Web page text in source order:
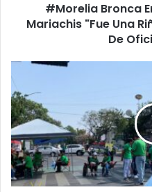
Oficio":
#Morelia Bronca
Mariachis "Fue Una
De
#Morelia
Y
Sus
Transportistas
Respaldan
Al
STASPE
Y